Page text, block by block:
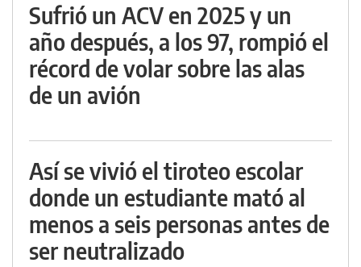
Sufrió un ACV en 2025 y un
año después, a los 97, rompió el
récord de volar sobre las alas
de un avión
Así se vivió el tiroteo escolar
donde un estudiante mató al
menos a seis personas antes de
ser neutralizado